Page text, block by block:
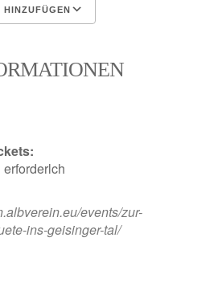
HINZUFÜGEN
events/zur-
ins-geisinger-tal/